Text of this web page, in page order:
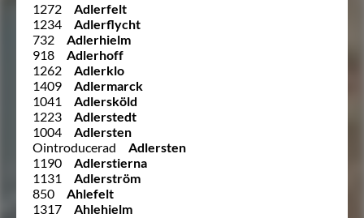
1272
Adlerfelt
1234
Adlerflycht
732
Adlerhielm
918
Adlerhoff
1262
Adlerklo
1409
Adlermarck
1041
Adlersköld
1223
Adlerstedt
1004
Adlersten
Ointroducerad
Adlersten
1190
Adlerstierna
1131
Adlerström
850
Ahlefelt
1317
Ahlehielm